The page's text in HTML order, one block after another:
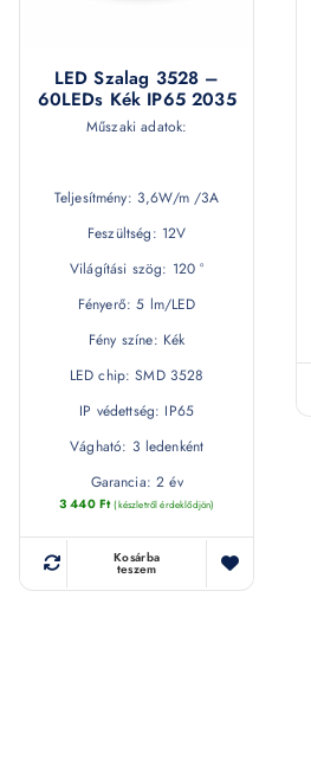
LED Szalag 3528 –
60LEDs Kék IP65 2035
Műszaki adatok:
Teljesítmény: 3,6W/m /3A
Feszültség: 12V
Világítási szög: 120 °
Fényerő: 5 lm/LED
Fény színe: Kék
LED chip: SMD 3528
IP védettség: IP65
Vágható: 3 ledenként
Garancia: 2 év
3 440 Ft (készletről érdeklődjön)
Kosárba
teszem